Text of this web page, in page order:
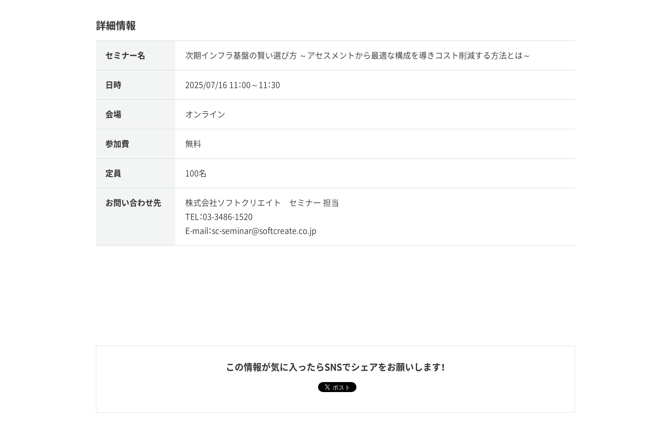
詳細情報
セミナー名 次期インフラ基盤の賢い選び方 ～アセスメントから最適な構成を導きコスト削減する方法とは～
日時 2025/07/16 11：00～11：30
会場 オンライン
参加費 無料
定員 100名
お問い合わせ先
株式会社ソフトクリエイト セミナー 担当
TEL：03-3486-1520
E-mail：sc-seminar@softcreate.co.jp
この情報が気に入ったらSNSでシェアをお願いします！